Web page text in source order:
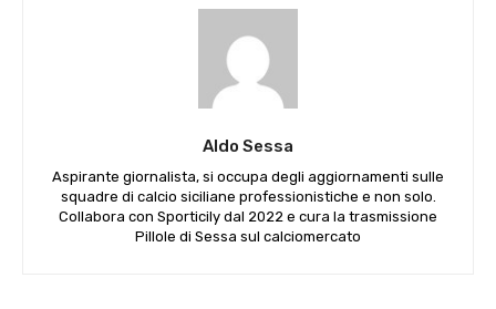
Aldo Sessa
Aspirante giornalista, si occupa degli aggiornamenti sulle
squadre di calcio siciliane professionistiche e non solo.
Collabora con Sporticily dal 2022 e cura la trasmissione
Pillole di Sessa sul calciomercato